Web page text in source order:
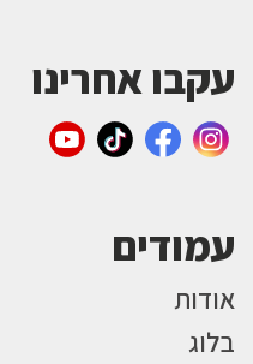
עקבו אחרינו
עמודים
אודות
בלוג